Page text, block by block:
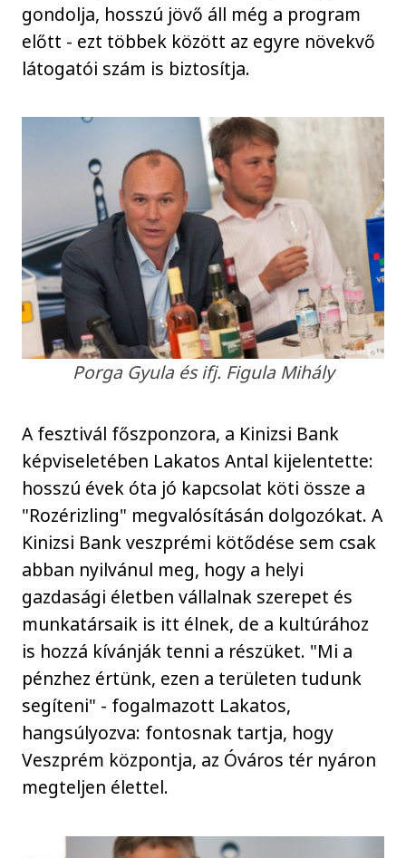
gondolja, hosszú jövő áll még a program
előtt - ezt többek között az egyre növekvő
látogatói szám is biztosítja.
Porga Gyula és ifj. Figula Mihály
A fesztivál főszponzora, a Kinizsi Bank
képviseletében Lakatos Antal kijelentette:
hosszú évek óta jó kapcsolat köti össze a
"Rozérizling" megvalósításán dolgozókat. A
Kinizsi Bank veszprémi kötődése sem csak
abban nyilvánul meg, hogy a helyi
gazdasági életben vállalnak szerepet és
munkatársaik is itt élnek, de a kultúrához
is hozzá kívánják tenni a részüket. "Mi a
pénzhez értünk, ezen a területen tudunk
segíteni" - fogalmazott Lakatos,
hangsúlyozva: fontosnak tartja, hogy
Veszprém központja, az Óváros tér nyáron
megteljen élettel.